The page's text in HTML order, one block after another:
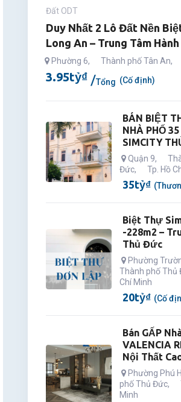
Đất ODT
Duy Nhất 2 Lô Đất Nền
Long An – Trung Tâm
Phường 6, Thành phố Tân An,
3.95tỷ₫ Tổng (Cố định)
BÁN BIỆT
NHÀ PHỐ
SIMCITY
Quận 9,
Đức, Tp. Hồ
35tỷ₫
Biệt Thự
-228m2 –
Thủ Đức
Phường
Thành phố Thủ
Chí Minh
20tỷ₫ (Cố
Bán GẤP
VALENCIA
Nội Thất
Phường Phú
phố Thủ Đức,
Minh